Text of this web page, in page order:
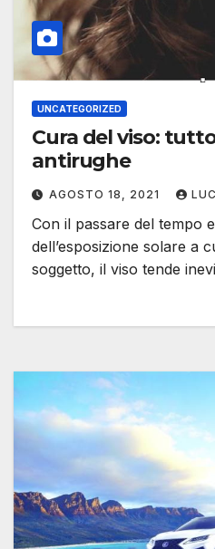
UNCATEGORIZED
Cura del viso:
antirughe
AGOSTO 18, 2021
Con il passare del tempo
dell’esposizione solare a
soggetto, il viso tende